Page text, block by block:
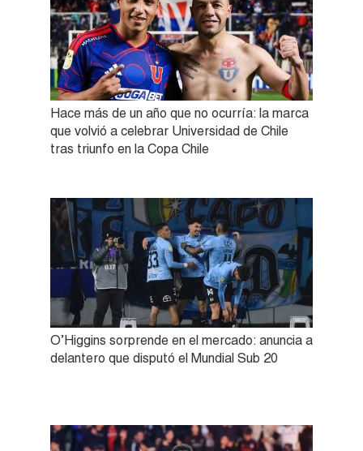
Hace más de un año que no ocurría: la marca
que volvió a celebrar Universidad de Chile
tras triunfo en la Copa Chile
O’Higgins sorprende en el mercado: anuncia a
delantero que disputó el Mundial Sub 20